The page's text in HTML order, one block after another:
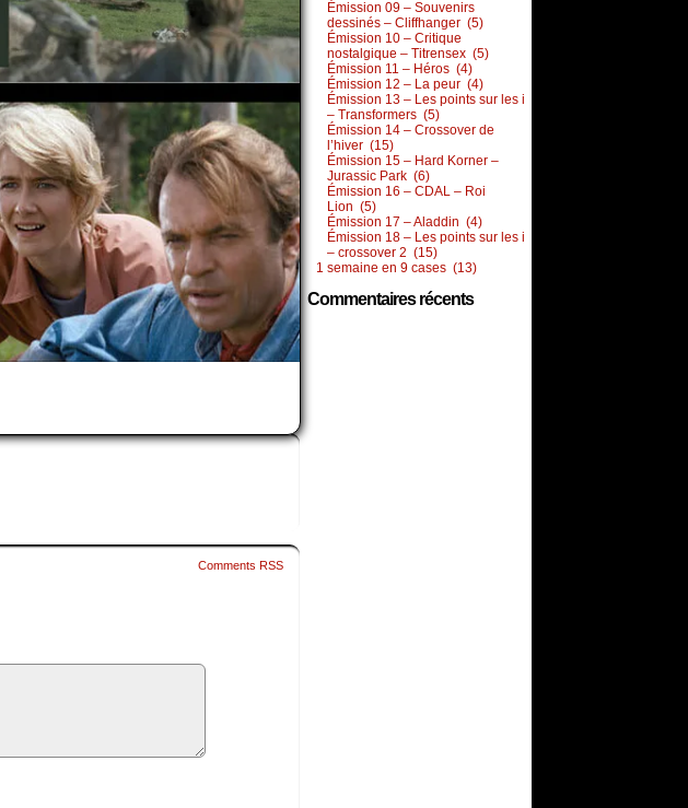
Comments RSS
Émission 09 – Souvenirs
dessinés – Cliffhanger (5)
Émission 10 – Critique
nostalgique – Titrensex (5)
Émission 11 – Héros (4)
Émission 12 – La peur (4)
Émission 13 – Les points sur les i
– Transformers (5)
Émission 14 – Crossover de
l’hiver (15)
Émission 15 – Hard Korner –
Jurassic Park (6)
Émission 16 – CDAL – Roi
Lion (5)
Émission 17 – Aladdin (4)
Émission 18 – Les points sur les i
– crossover 2 (15)
1 semaine en 9 cases (13)
Commentaires récents